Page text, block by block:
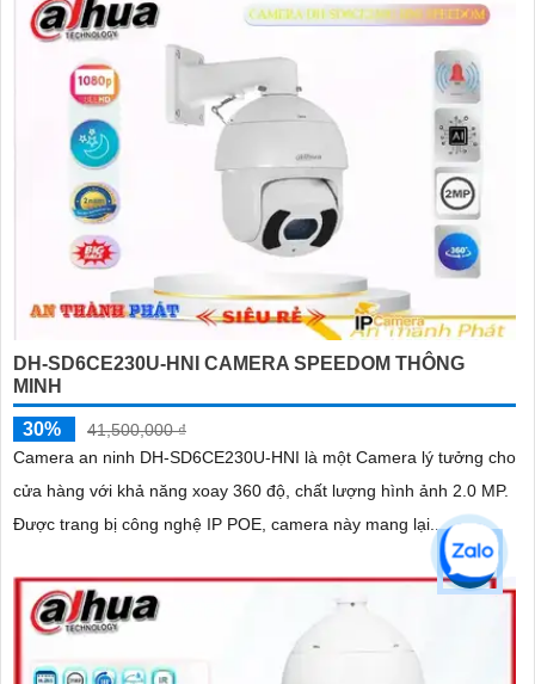
DH-SD6CE230U-HNI CAMERA SPEEDOM THÔNG
MINH
30%
41,500,000 ₫
Camera an ninh DH-SD6CE230U-HNI là một Camera lý tưởng cho
cửa hàng với khả năng xoay 360 độ, chất lượng hình ảnh 2.0 MP.
Được trang bị công nghệ IP POE, camera này mang lại...